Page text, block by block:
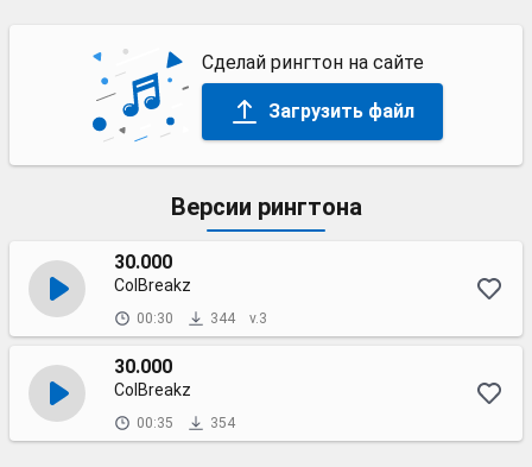
Сделай рингтон на сайте
Загрузить файл
Версии рингтона
30.000
ColBreakz
00:30 344 v.3
30.000
ColBreakz
00:35 354